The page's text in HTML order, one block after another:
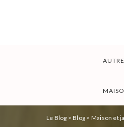
Le Blog >Blog > Maison et